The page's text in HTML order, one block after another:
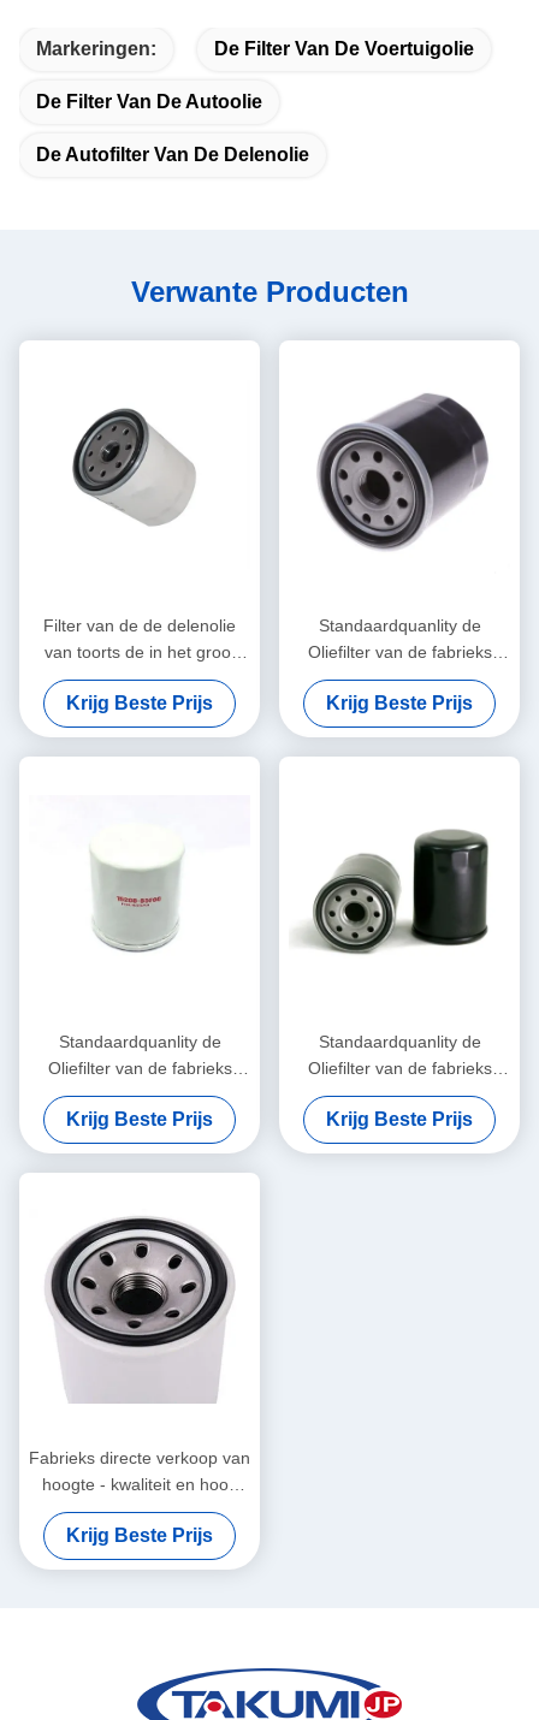
Markeringen: De Filter Van De Voertuigolie
De Filter Van De Autoolie
De Autofilter Van De Delenolie
Verwante Producten
Filter van de de delenolie
van toorts de in het groot
enginge voor Japanse auto
90915-20001
Krijg Beste Prijs
Standaardquanlity de
Oliefilter van de fabrieks
Directe Hete Verkoop OE
voor Toyota 90915-YZZC5
Krijg Beste Prijs
Standaardquanlity de
Oliefilter van de fabrieks
Directe Hete Verkoop OE
voor Autoauto's 15208-
65F00 15208-65F0A
Krijg Beste Prijs
Standaardquanlity de
Oliefilter van de fabrieks
Directe Verkoop OE voor
Autoauto's 90915-YZZE2,
90915-YZZE1
Krijg Beste Prijs
Fabrieks directe verkoop van
hoogte - kwaliteit en hoog
rendement de oliefilter van
Nissan
Krijg Beste Prijs